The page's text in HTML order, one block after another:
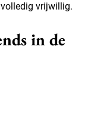
vrijwillig.
in de